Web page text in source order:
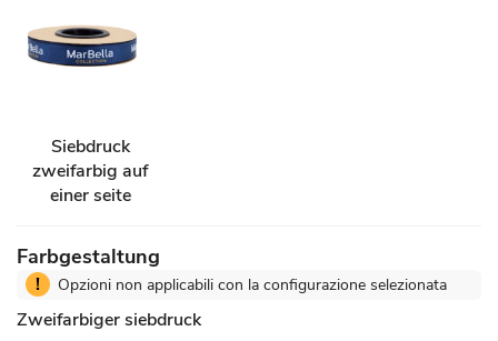
Siebdruck
zweifarbig auf
einer seite
Farbgestaltung
! Opzioni non applicabili con la configurazione selezionata
Zweifarbiger siebdruck